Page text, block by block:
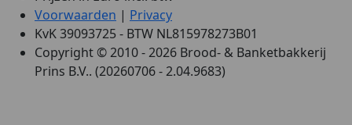
Voorwaarden | Privacy
KvK 39093725 - BTW NL815978273B01
Copyright © 2010 - 2026 Brood- & Banketbakkerij
Prins B.V.. (20260706 - 2.04.9683)